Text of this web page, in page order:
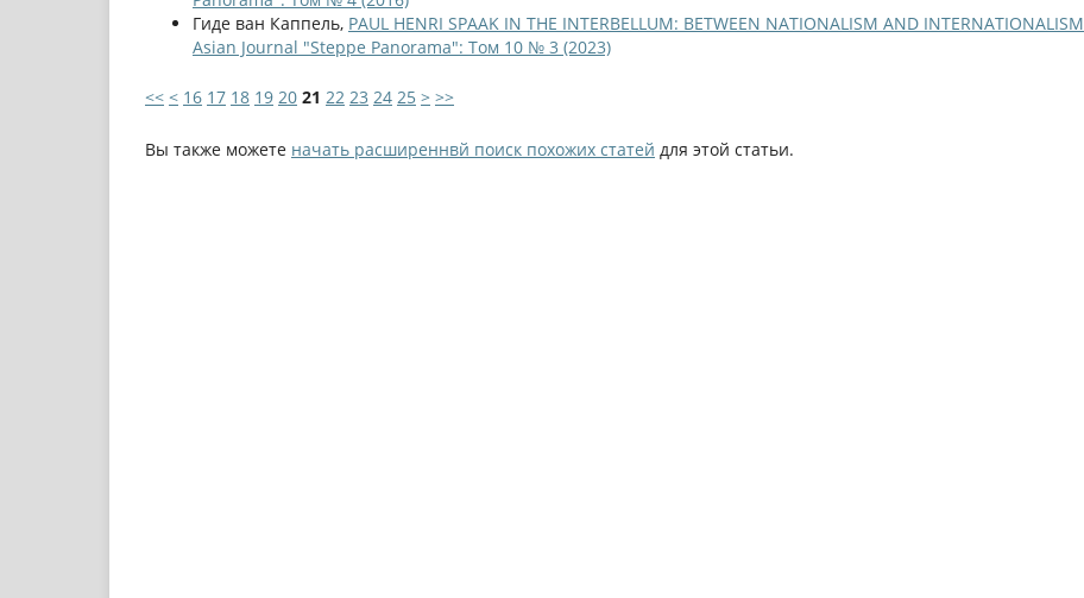
Гиде ван Каппель, PAUL HENRI SPAAK IN THE INTERBELLUM: BETWEEN NATIONALISM AND INTERNATIONALISM
Asian Journal "Steppe Panorama": Том 10 № 3 (2023)
<< < 16 17 18 19 20 21 22 23 24 25 > >>
Вы также можете начать расширеннвй поиск похожих статей для этой статьи.